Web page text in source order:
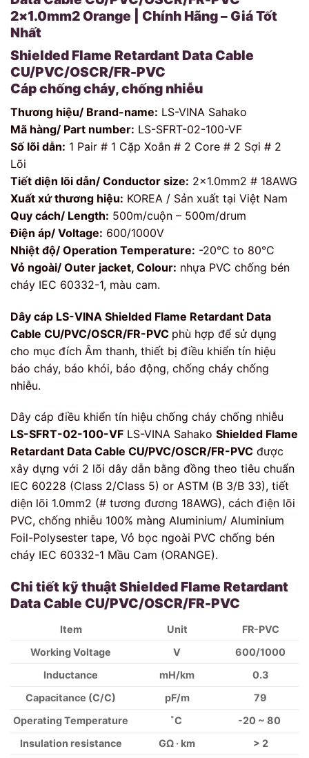
2×1.0mm2 Orange | Chính Hãng – Giá Tốt
Nhất
Shielded Flame Retardant Data Cable
CU/PVC/OSCR/FR-PVC
Cáp chống cháy, chống nhiễu
Thương hiệu/ Brand-name: LS-VINA Sahako
Mã hàng/ Part number: LS-SFRT-02-100-VF
Số lõi dẫn: 1 Pair # 1 Cặp Xoắn # 2 Core # 2 Sợi # 2
Lõi
Tiết diện lõi dẫn/ Conductor size: 2×1.0mm2 # 18AWG
Xuất xứ thương hiệu: KOREA / Sản xuất tại Việt Nam
Quy cách/ Length: 500m/cuộn – 500m/drum
Điện áp/ Voltage: 600/1000V
Nhiệt độ/ Operation Temperature: -20°C to 80°C
Vỏ ngoài/ Outer jacket, Colour: nhựa PVC chống bén
cháy IEC 60332-1, màu cam.
Dây cáp LS-VINA Shielded Flame Retardant Data
Cable CU/PVC/OSCR/FR-PVC phù hợp để sử dụng
cho mục đích Âm thanh, thiết bị điều khiển tín hiệu
báo cháy, báo khói, báo động, chống cháy chống
nhiễu.
Dây cáp điều khiển tín hiệu chống cháy chống nhiễu
LS-SFRT-02-100-VF LS-VINA Sahako Shielded Flame
Retardant Data Cable CU/PVC/OSCR/FR-PVC được
xây dựng với 2 lõi dây dẫn bằng đồng theo tiêu chuẩn
IEC 60228 (Class 2/Class 5) or ASTM (B 3/B 33), tiết
diện lõi 1.0mm2 (# tương đương 18AWG), cách điện lõi
PVC, chống nhiễu 100% màng Aluminium/ Aluminium
Foil-Polysester tape, Vỏ bọc ngoài PVC chống bén
cháy IEC 60332-1 Mầu Cam (ORANGE).
Chi tiết kỹ thuậtShielded Flame Retardant
Data Cable CU/PVC/OSCR/FR-PVC
Item Unit
FR-PVC
Working Voltage
V
600/1000
Inductance
mH/km
0.3
Capacitance (C/C)
pF/m
79
Operating Temperature
˚C
-20 ~ 80
Insulation resistance
GΩ · km
> 2